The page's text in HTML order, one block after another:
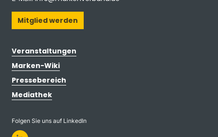
Mitglied werden
Veranstaltungen
Marken-Wiki
Pressebereich
Mediathek
Folgen Sie uns auf LinkedIn